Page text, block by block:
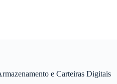
e Carteiras Digitais